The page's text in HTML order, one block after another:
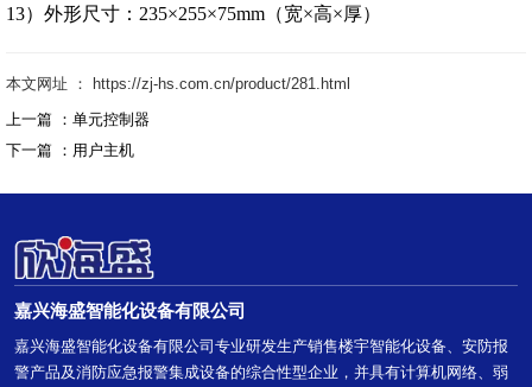
13）外形尺寸：235×255×75mm（宽×高×厚）
本文网址 ： https://zj-hs.com.cn/product/281.html
上一篇 ： 单元控制器
下一篇 ： 用户主机
嘉兴海盛智能化设备有限公司
嘉兴海盛智能化设备有限公司专业研发生产销售楼宇智能化设备、安防报
警产品及消防应急报警集成设备的综合性型企业，并具有计算机网络、弱